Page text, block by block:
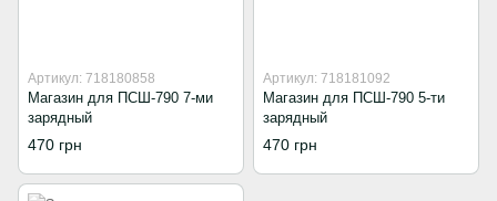
Артикул: 718180858
Магазин для ПСШ-790 7-ми
зарядный
470 грн
Артикул: 718181092
Магазин для ПСШ-790 5-ти
зарядный
470 грн